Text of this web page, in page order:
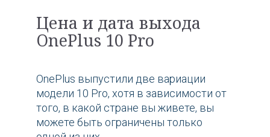
Цена и дата выхода
OnePlus 10 Pro
OnePlus выпустили две вариации
модели 10 Pro, хотя в зависимости от
того, в какой стране вы живете, вы
можете быть ограничены только